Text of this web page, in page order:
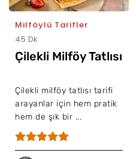
Milföylü Tarifler
45 Dk
Çilekli Milföy Tatlısı
Çilekli milföy tatlısı tarifi
arayanlar için hem pratik
hem de şık bir ...